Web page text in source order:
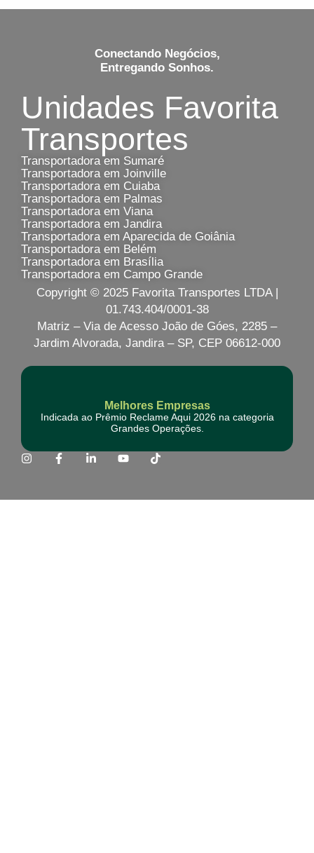
Conectando Negócios,
Entregando Sonhos.
Unidades Favorita
Transportes
Transportadora em Sumaré
Transportadora em Joinville
Transportadora em Cuiaba
Transportadora em Palmas
Transportadora em Viana
Transportadora em Jandira
Transportadora em Aparecida de Goiânia
Transportadora em Belém
Transportadora em Brasília
Transportadora em Campo Grande
Copyright © 2025 Favorita Transportes LTDA |
01.743.404/0001-38
Matriz – Via de Acesso João de Góes, 2285 –
Jardim Alvorada, Jandira – SP, CEP 06612-000
Melhores Empresas
Indicada ao Prêmio Reclame Aqui 2026 na categoria
Grandes Operações.